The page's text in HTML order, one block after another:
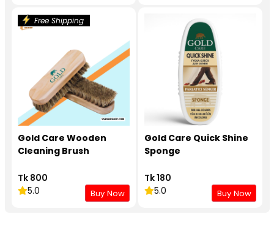
Free Shipping
Gold Care Wooden
Cleaning Brush
Tk 800
5.0
Buy Now
Gold Care Quick Shine
Sponge
Tk 180
5.0
Buy Now